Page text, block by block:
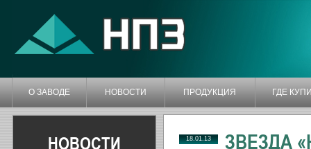
О ЗАВОДЕ НОВОСТИ ПРОДУКЦИЯ ГДЕ
НОВОСТИ 18.01.13
ЗВЕЗДА